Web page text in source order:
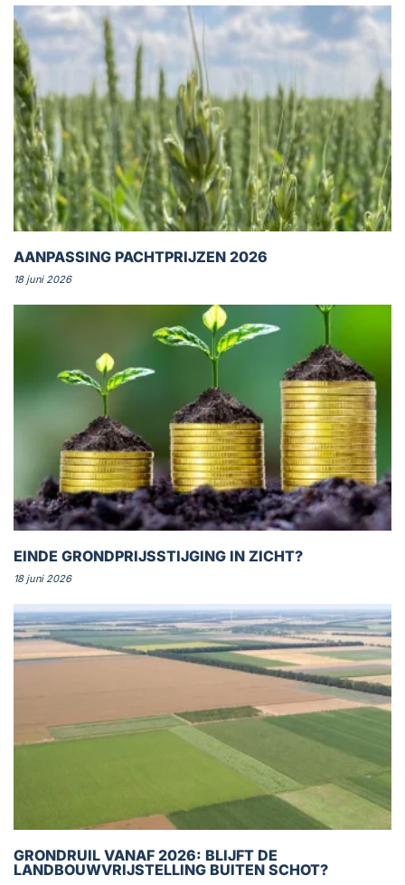
AANPASSING PACHTPRIJZEN 2026
18 juni 2026
EINDE GRONDPRIJSSTIJGING IN ZICHT?
18 juni 2026
GRONDRUIL VANAF 2026: BLIJFT DE
LANDBOUWVRIJSTELLING BUITEN SCHOT?